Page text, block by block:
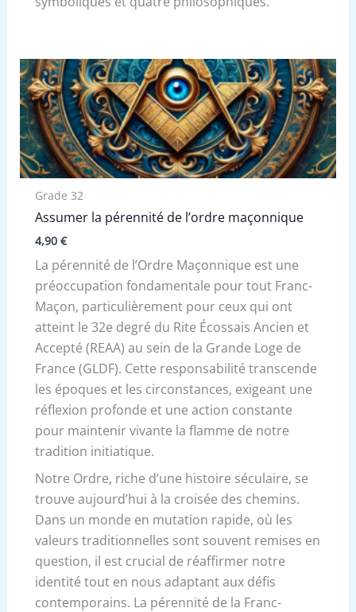
Grade 32
Assumer la pérennité de l’ordre maçonnique
4,90 €
La pérennité de l’Ordre Maçonnique est une
préoccupation fondamentale pour tout Franc-
Maçon, particulièrement pour ceux qui ont
atteint le 32e degré du Rite Écossais Ancien et
Accepté (REAA) au sein de la Grande Loge de
France (GLDF). Cette responsabilité transcende
les époques et les circonstances, exigeant une
réflexion profonde et une action constante
pour maintenir vivante la flamme de notre
tradition initiatique.
Notre Ordre, riche d’une histoire séculaire, se
trouve aujourd’hui à la croisée des chemins.
Dans un monde en mutation rapide, où les
valeurs traditionnelles sont souvent remises en
question, il est crucial de réaffirmer notre
identité tout en nous adaptant aux défis
contemporains. La pérennité de la Franc-